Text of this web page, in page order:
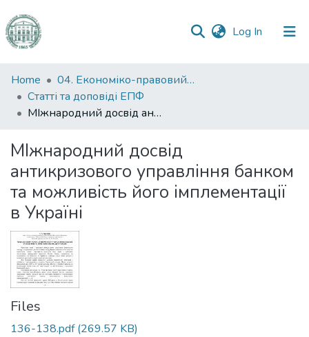
Log In (current)
Communities
&
Collections
Statistics
Home
04. Економіко-правовий факультет
Статті та доповіді ЕПФ
МІжнародний досвід антикризового управління банком та можливість його імплементації в Україні
МІжнародний досвід
антикризового управління банком
та можливість його імплементації
в Україні
Files
136-138.pdf(269.57 KB)